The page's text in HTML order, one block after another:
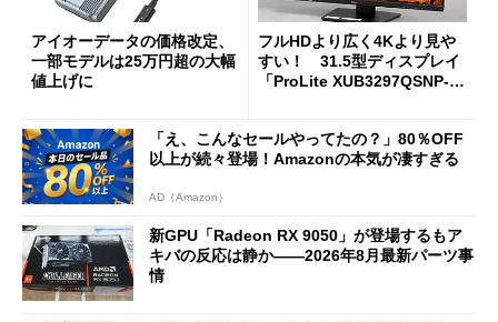
アイオーデータの価格改定、
一部モデルは25万円超の大幅
値上げに
フルHDより広く4Kより見や
すい！ 31.5型ディスプレイ
「ProLite XUB3297QSNP-B
「え、こんなセールやってたの？」80％OFF
以上が続々登場！Amazonの本気が凄すぎる
AD（Amazon）
新GPU「Radeon RX 9050」が登場するもア
キバの反応は静か――2026年8月最新パーツ事
情